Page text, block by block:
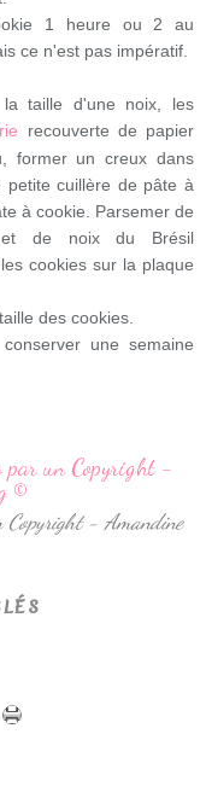
1 heure ou 2 au
ce n'est pas impératif.
taille d'une noix, les
recouverte de papier
former un creux dans
cuillère de pâte à
à cookie. Parsemer de
et de noix du Brésil
cookies sur la plaque
des cookies.
une semaine
Copyright - Amandine